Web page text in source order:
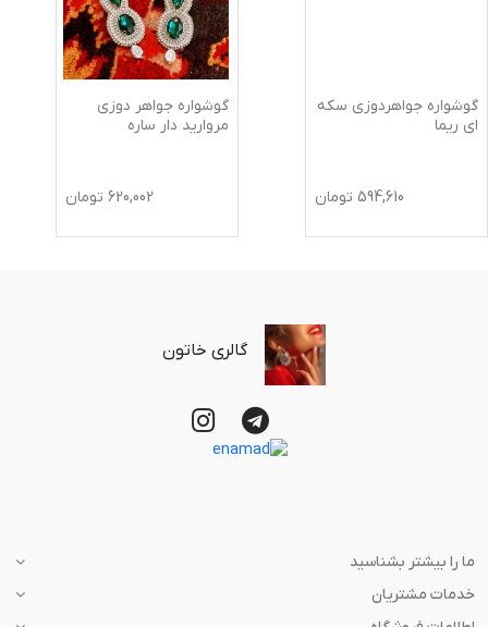
گوشواره جواهردوزی سکه
ای ریما
594,610 تومان
گوشواره جواهر دوزی
مروارید دار ساره
620,002 تومان
گالری خاتون
ما را بیشتر بشناسید
خدمات مشتریان